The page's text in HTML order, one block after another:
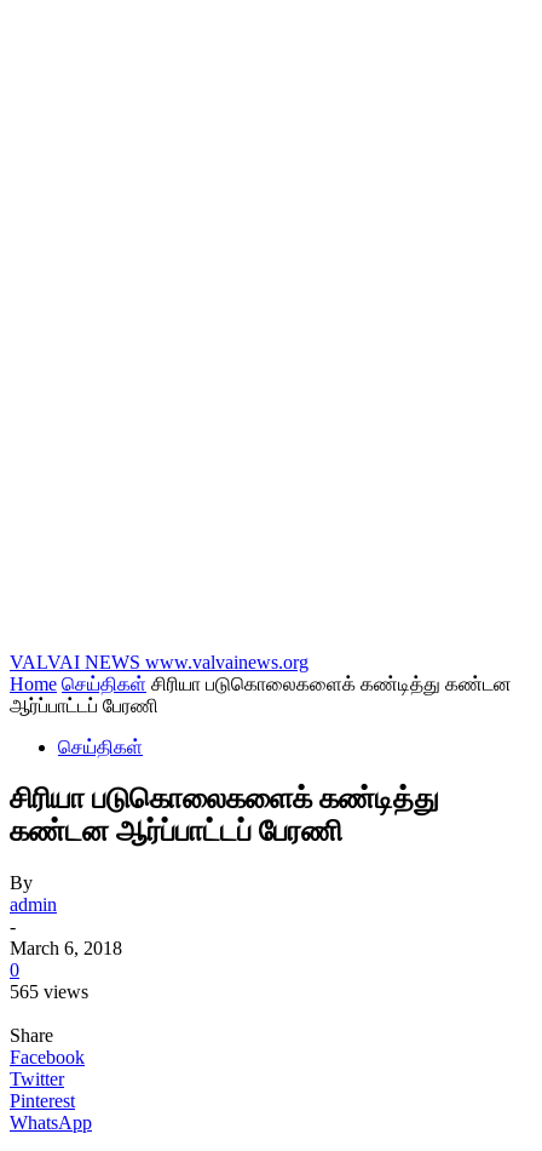
VALVAI NEWS www.valvainews.org
Home செய்திகள் சிரியா படுகொலைகளைக் கண்டித்து கண்டன
ஆர்ப்பாட்டப் பேரணி
செய்திகள்
சிரியா படுகொலைகளைக் கண்டித்து
கண்டன ஆர்ப்பாட்டப் பேரணி
By
admin
-
March 6, 2018
0
565 views
Share
Facebook
Twitter
Pinterest
WhatsApp